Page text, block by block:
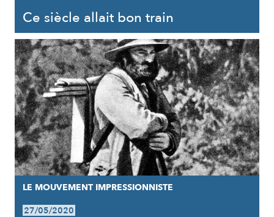
Ce siècle allait bon train
LE MOUVEMENT IMPRESSIONNISTE
27/05/2020